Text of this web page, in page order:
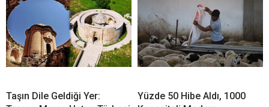
Taşın Dile Geldiği Yer:
Yüzde 50 Hibe Aldı, 1000